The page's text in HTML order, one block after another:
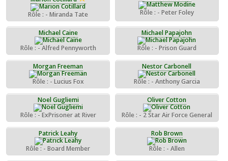
Rôle : - Miranda Tate
Rôle : - Peter Foley
Michael Caine
Rôle : - Alfred Pennyworth
Michael Papajohn
Rôle : - Prison Guard
Morgan Freeman
Rôle : - Lucius Fox
Nestor Carbonell
Rôle : - Anthony Garcia
Noel Gugliemi
Rôle : - ExPrisoner at River
Oliver Cotton
Rôle : - 2 Star Air Force General
Patrick Leahy
Rôle : - Board Member
Rob Brown
Rôle : - Allen